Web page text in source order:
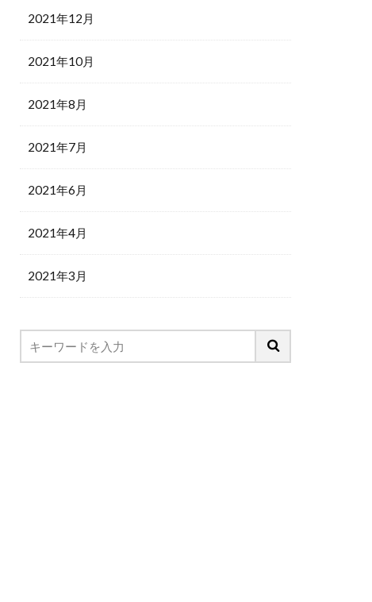
2021年12月
2021年10月
2021年8月
2021年7月
2021年6月
2021年4月
2021年3月